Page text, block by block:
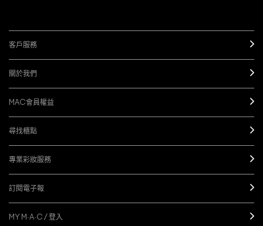
客戶服務
關於我們
MAC會員權益
尋找櫃點
專業彩妝服務
訂閱電子報
MY M·A·C / 登入